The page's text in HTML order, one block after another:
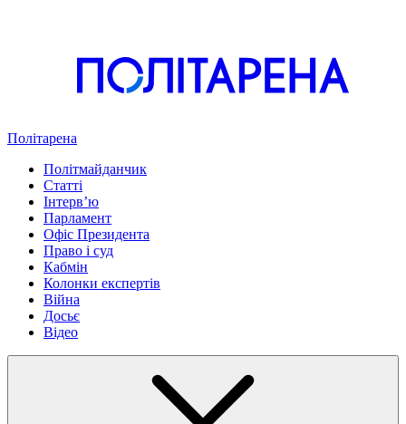
Політарена
Політмайданчик
Статті
Інтервʼю
Парламент
Офіс Президента
Право і суд
Кабмін
Колонки експертів
Війна
Досьє
Відео